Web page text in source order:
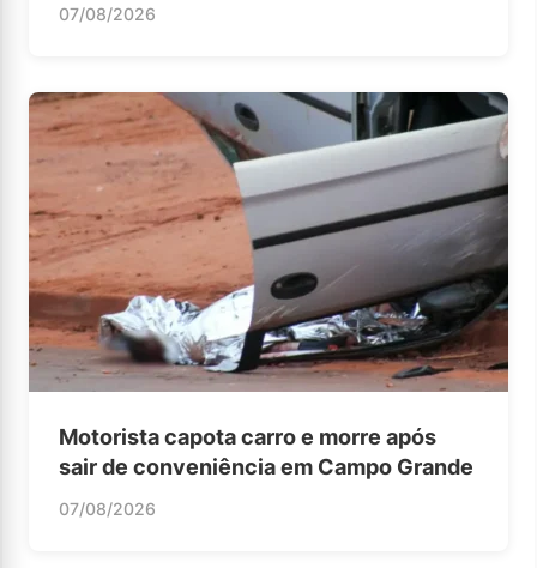
07/08/2026
Motorista capota carro e morre após
sair de conveniência em Campo Grande
07/08/2026